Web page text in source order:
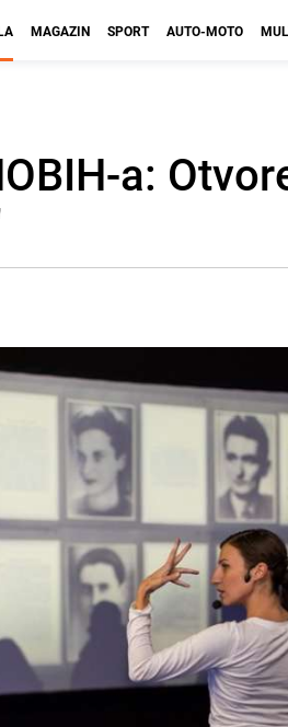
MAGAZIN SPORT AUTO-MOTO
a: